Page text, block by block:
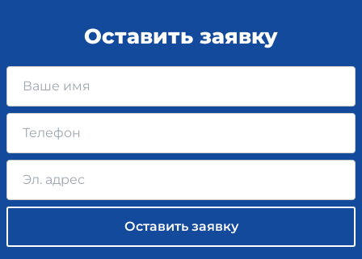
Оставить заявку